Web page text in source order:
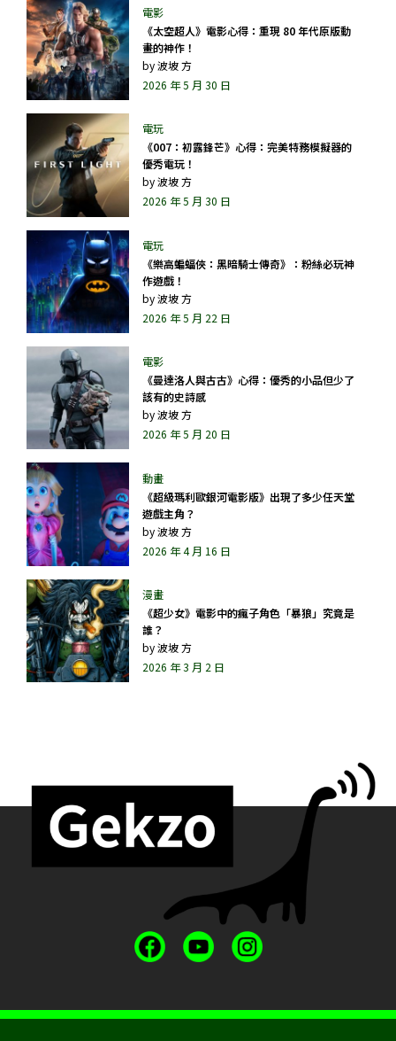
《太空超人》電影心得：重現 80 年代原版動
畫的神作！
by波坡 方
2026 年 5 月 30 日
《007：初露鋒芒》心得：完美特務模擬器的
優秀電玩！
by波坡 方
2026 年 5 月 30 日
《樂高蝙蝠俠：黑暗騎士傳奇》：粉絲必玩神
作遊戲！
by波坡 方
2026 年 5 月 22 日
《曼達洛人與古古》心得：優秀的小品但少了
該有的史詩感
by波坡 方
2026 年 5 月 20 日
《超級瑪利歐銀河電影版》出現了多少任天堂
遊戲主角？
by波坡 方
2026 年 4 月 16 日
《超少女》電影中的瘋子角色「暴狼」究竟是
誰？
by波坡 方
2026 年 3 月 2 日